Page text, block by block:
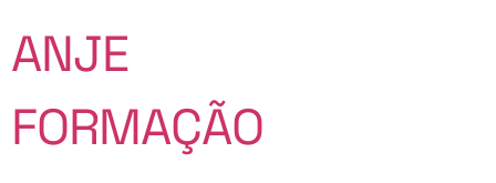
ANJE
FORMAÇÃO